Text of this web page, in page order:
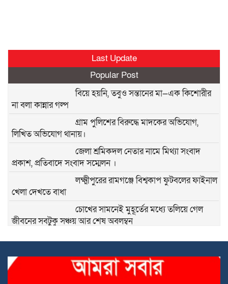
Last Update
Popular Post
বিয়ে হয়নি, তবুও সন্তানের মা—এক কিশোরীর
না বলা কান্নার গল্প
গ্রাম পুলিশের বিরুদ্ধে মাদকের অভিযোগ,
লিখিত অভিযোগ থানায়।
জেলা শ্রমিকদল নেতার নামে মিথ্যা সংবাদ
প্রকাশ, প্রতিবাদে সংবাদ সম্মেলন ।
লক্ষ্মীপুরের রামগঞ্জে বিশ্বকাপ ফুটবলের ফাইনাল
খেলা দেখতে বাধা
চোখের সামনেই মুহূর্তের মধ্যে তলিয়ে গেল
জীবনের সবটুকু সঞ্চয় আর শেষ অবলম্বন
শ্রীপুর উপজেলা শিল্পাঞ্চল শ্রমিক দলের সাধারণ
বাবার পর এবার দুই অবুঝ এতিম শিশুকেও